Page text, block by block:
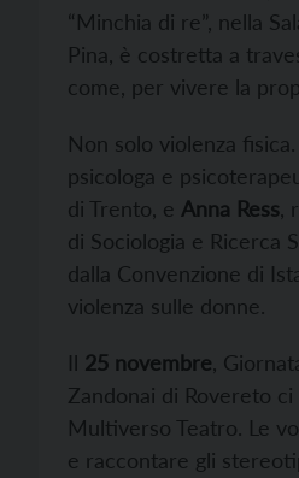
“Minchia di re”, nella
Pina, è costretta a
come, per vivere la
Non solo violenza
psicologa e
di Trento, e Anna Ress
di Sociologia e Ricerca
dalla Convenzione di
violenza sulle donne.
Il 25 novembre ,
Zandonai di Rovereto
Multiverso Teatro. Le
e raccontare gli